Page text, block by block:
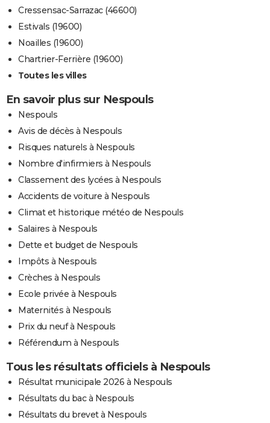
Cressensac-Sarrazac (46600)
Estivals (19600)
Noailles (19600)
Chartrier-Ferrière (19600)
Toutes les villes
En savoir plus sur Nespouls
Nespouls
Avis de décès à Nespouls
Risques naturels à Nespouls
Nombre d'infirmiers à Nespouls
Classement des lycées à Nespouls
Accidents de voiture à Nespouls
Climat et historique météo de Nespouls
Salaires à Nespouls
Dette et budget de Nespouls
Impôts à Nespouls
Crèches à Nespouls
Ecole privée à Nespouls
Maternités à Nespouls
Prix du neuf à Nespouls
Référendum à Nespouls
Tous les résultats officiels à Nespouls
Résultat municipale 2026 à Nespouls
Résultats du bac à Nespouls
Résultats du brevet à Nespouls